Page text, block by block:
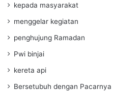
kepada masyarakat
menggelar kegiatan
penghujung Ramadan
Pwi binjai
kereta api
Bersetubuh dengan Pacarnya